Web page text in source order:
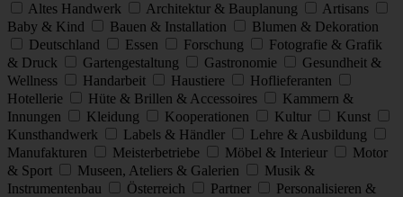
Altes Handwerk Architektur & Bauplanung
Artisans
Baby & Kind
Bauen & Installation
Blumen & Dekoration
Deutschland
Essen Forschung
Fotografie & Grafik
& Druck
Gartengestaltung Gastronomie
Gesundheit &
Wellness
Handarbeit Haustiere
Hoflieferanten
Hotellerie
Hüte & Brillen & Accessoires
Kammern &
Innungen
Kleidung Kooperationen Kultur
Kunst
Kunsthandwerk
Labels & Händler
Lehre & Ausbildung
Manufakturen
Meisterbetriebe Möbel & Interieur
Motor
& Sport
Museen, Ateliers & Galerien
Musik &
Instrumentenbau
Österreich Partner
Personalisieren &